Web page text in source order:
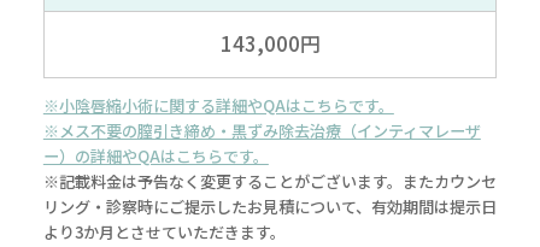
143,000円
※小陰唇縮小術に関する詳細やQAはこちらです。
※メス不要の膣引き締め・黒ずみ除去治療（インティマレーザ
ー）の詳細やQAはこちらです。
※記載料金は予告なく変更することがございます。またカウンセ
リング・診察時にご提示したお見積について、有効期間は提示日
より3か月とさせていただきます。